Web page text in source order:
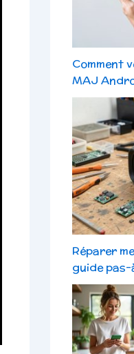
Comment
MAJ
Réparer
guide